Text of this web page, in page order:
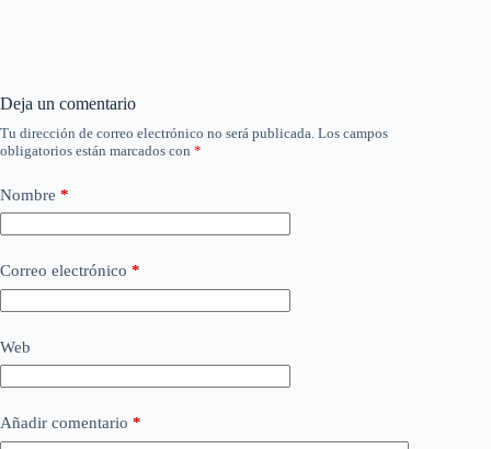
Deja un comentario
Tu dirección de correo electrónico no será publicada. Los campos
obligatorios están marcados con *
Nombre *
Correo electrónico *
Web
Añadir comentario *